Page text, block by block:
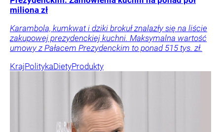
miliona zł
Karambola, kumkwat i dziki brokuł znalazły się na liście
zakupowej prezydenckiej kuchni. Maksymalna wartość
umowy z Pałacem Prezydenckim to ponad 515 tys. zł.
KrajPolitykaDietyProdukty